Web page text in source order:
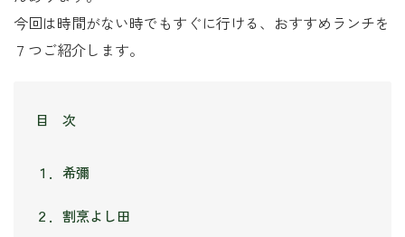
今回は時間がない時でもすぐに行ける、おすすめランチを
７つご紹介します。
目 次
１．希彌
２．割烹よし田